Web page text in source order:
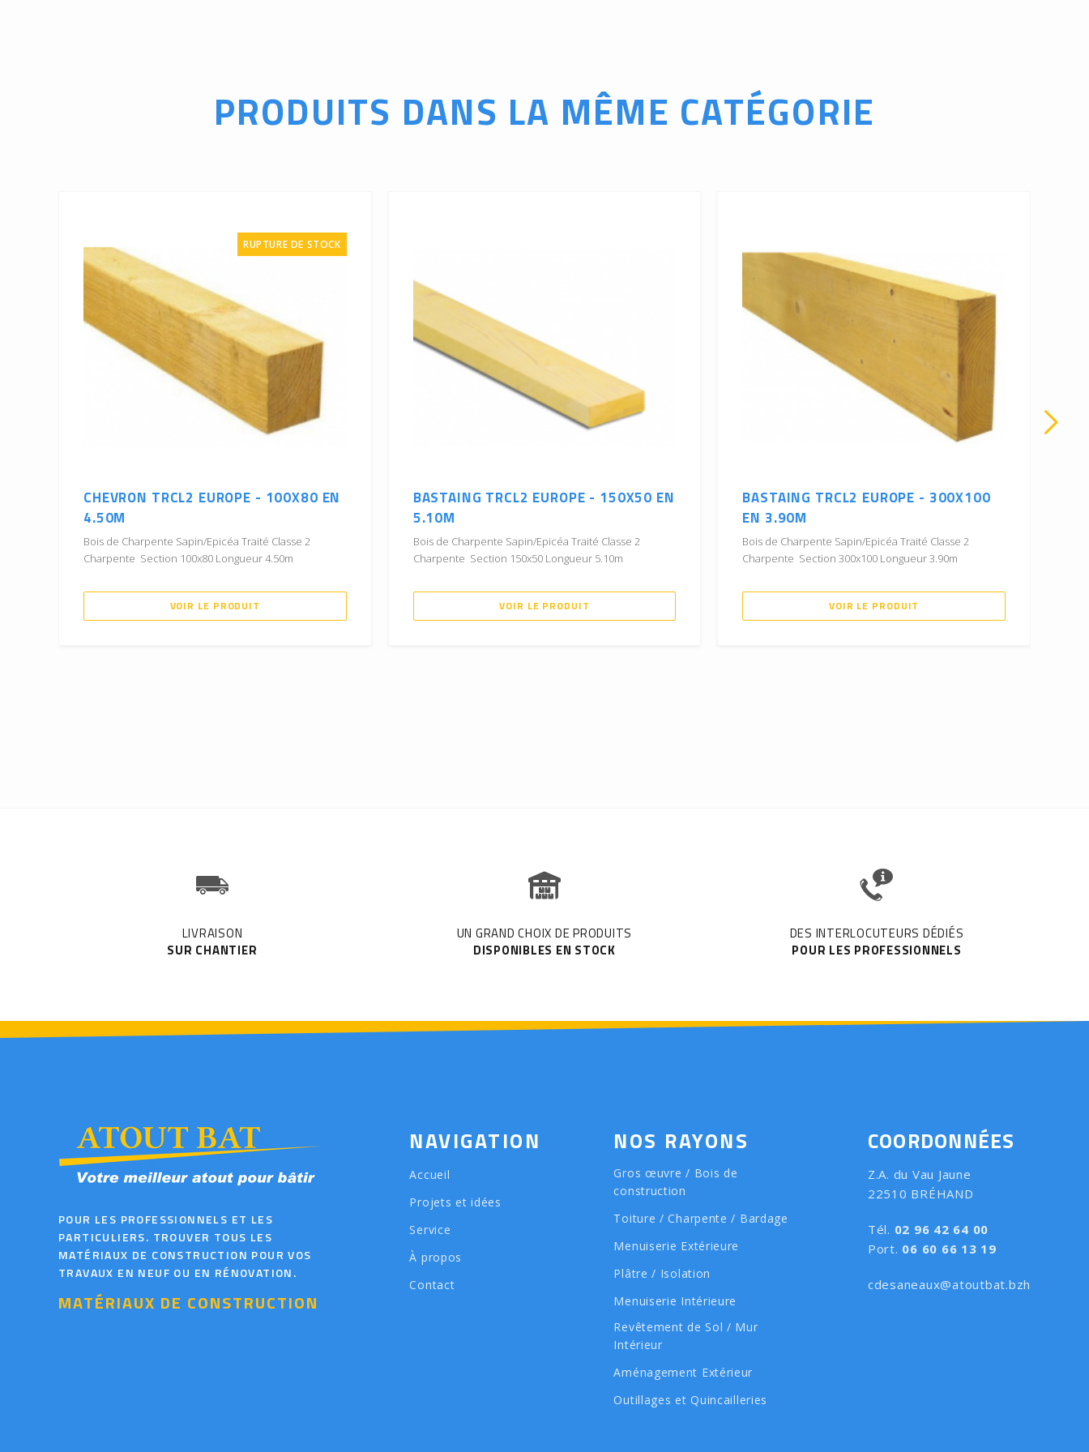
PRODUITS DANS LA MÊME CATÉGORIE
CHEVRON TRCL2 EUROPE - 100X80 EN
4.50M
Bois de Charpente Sapin/Epicéa Traité Classe 2
Charpente Section 100x80 Longueur 4.50m
VOIR LE PRODUIT
RUPTURE DE STOCK
BASTAING TRCL2 EUROPE - 150X50 EN
5.10M
Bois de Charpente Sapin/Epicéa Traité Classe 2
Charpente Section 150x50 Longueur 5.10m
VOIR LE PRODUIT
BASTAING TRCL2 EUROPE - 300X100
EN 3.90M
Bois de Charpente Sapin/Epicéa Traité Classe 2
Charpente Section 300x100 Longueur 3.90m
VOIR LE PRODUIT
LIVRAISON
SUR CHANTIER
UN GRAND CHOIX DE PRODUITS
DISPONIBLES EN STOCK
DES INTERLOCUTEURS DÉDIÉS
POUR LES PROFESSIONNELS
POUR LES PROFESSIONNELS ET LES
PARTICULIERS. TROUVER TOUS LES
MATÉRIAUX DE CONSTRUCTION POUR VOS
TRAVAUX EN NEUF OU EN RÉNOVATION.
MATÉRIAUX DE CONSTRUCTION
NAVIGATION
Accueil
Projets et idées
Service
À propos
Contact
NOS RAYONS
Gros œuvre / Bois de
construction
Toiture / Charpente / Bardage
Menuiserie Extérieure
Plâtre / Isolation
Menuiserie Intérieure
Revêtement de Sol / Mur
Intérieur
Aménagement Extérieur
Outillages et Quincailleries
COORDONNÉES
Z.A. du Vau Jaune
22510 BRÉHAND
Tél. 02 96 42 64 00
Port. 06 60 66 13 19
cdesaneaux@atoutbat.bzh